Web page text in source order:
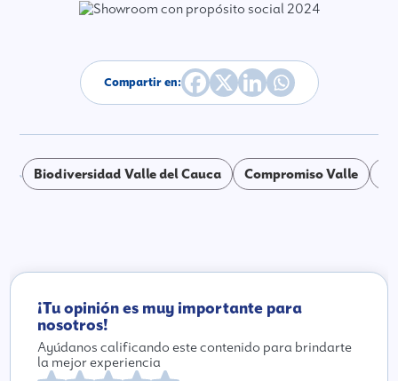
Compartir en:
Biodiversidad Valle del Cauca Compromiso Valle
¡Tu opinión es muy importante para
nosotros!
Ayúdanos calificando este contenido para brindarte
la mejor experiencia